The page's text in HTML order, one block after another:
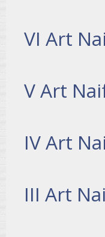
VI Art
V Art
IV Art
III Art